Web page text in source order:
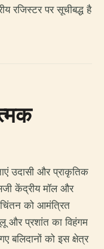
रजिस्टर पर सूचीबद्ध है
उदासी और प्राकृतिक
केंद्रीय मॉल और
चिंतन को आमंत्रित
और प्रशांत का विहंगम
बलिदानों को इस क्षेत्र